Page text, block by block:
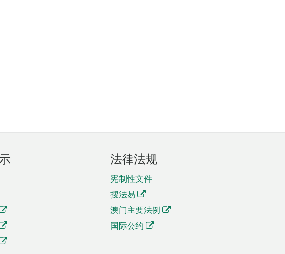
法律法规
宪制性文件
搜法易
澳门主要法例
国际公约